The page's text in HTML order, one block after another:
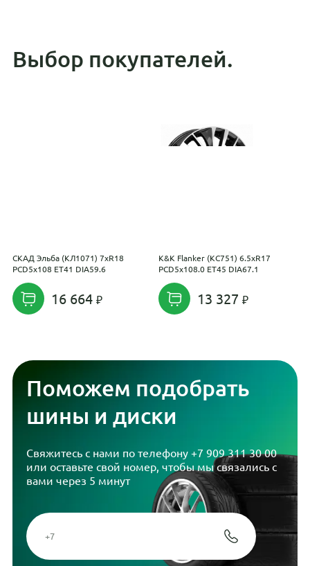
Выбор покупателей.
СКАД Эльба (КЛ1071) 7xR18
PCD5x108 ET41 DIA59.6
16 664
K&K Flanker (КС751) 6.5xR17
PCD5x108.0 ET45 DIA67.1
13 327
Поможем подобрать
шины и диски
Свяжитесь с нами по телефону +7 909 311 30 00
или оставьте свой номер, чтобы мы связались с
вами через 5 минут